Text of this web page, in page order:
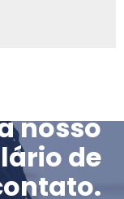
nosso
de